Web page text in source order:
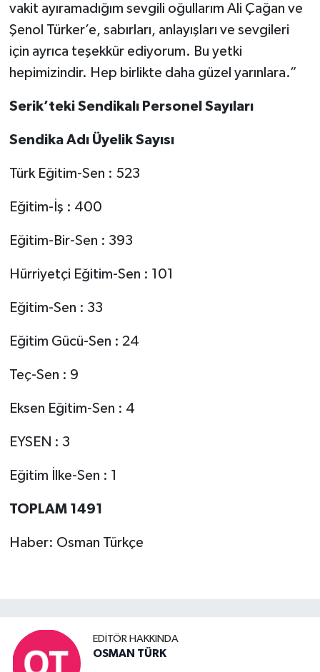
vakit ayıramadığım sevgili oğullarım Ali Çağan ve
Şenol Türker’e, sabırları, anlayışları ve sevgileri
için ayrıca teşekkür ediyorum. Bu yetki
hepimizindir. Hep birlikte daha güzel yarınlara.”
Serik’teki Sendikalı Personel Sayıları
Sendika Adı Üyelik Sayısı
Türk Eğitim-Sen : 523
Eğitim-İş : 400
Eğitim-Bir-Sen : 393
Hürriyetçi Eğitim-Sen : 101
Eğitim-Sen : 33
Eğitim Gücü-Sen : 24
Teç-Sen : 9
Eksen Eğitim-Sen : 4
EYSEN : 3
Eğitim İlke-Sen : 1
TOPLAM 1491
Haber: Osman Türkçe
EDITÖR HAKKINDA
OSMAN TÜRK